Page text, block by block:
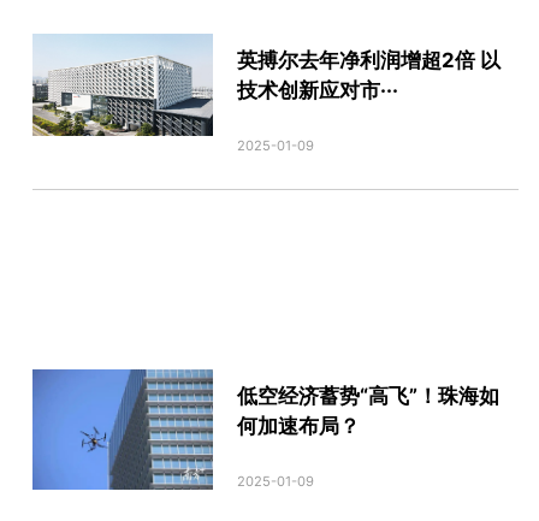
英搏尔去年净利润增超2倍 以
技术创新应对市···
2025-01-09
低空经济蓄势“高飞”！珠海如
何加速布局？
2025-01-09